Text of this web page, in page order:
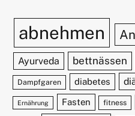
abnehmen
Ayurveda bettnässen
Dampfgaren diabetes
Ernährung Fasten fitness